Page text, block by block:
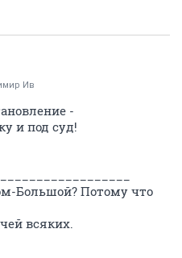
Ив
-
и под суд!
Большой? Потому что
всяких.